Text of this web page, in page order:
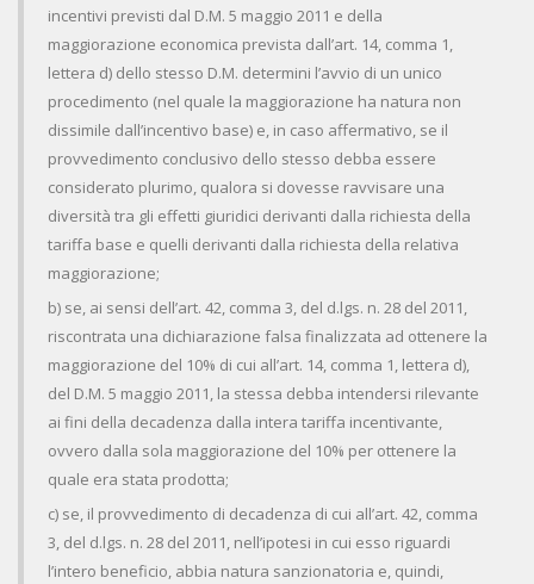
incentivi previsti dal D.M. 5 maggio 2011 e della
maggiorazione economica prevista dall’art. 14, comma 1,
lettera d) dello stesso D.M. determini l’avvio di un unico
procedimento (nel quale la maggiorazione ha natura non
dissimile dall’incentivo base) e, in caso affermativo, se il
provvedimento conclusivo dello stesso debba essere
considerato plurimo, qualora si dovesse ravvisare una
diversità tra gli effetti giuridici derivanti dalla richiesta della
tariffa base e quelli derivanti dalla richiesta della relativa
maggiorazione;
b) se, ai sensi dell’art. 42, comma 3, del d.lgs. n. 28 del 2011,
riscontrata una dichiarazione falsa finalizzata ad ottenere la
maggiorazione del 10% di cui all’art. 14, comma 1, lettera d),
del D.M. 5 maggio 2011, la stessa debba intendersi rilevante
ai fini della decadenza dalla intera tariffa incentivante,
ovvero dalla sola maggiorazione del 10% per ottenere la
quale era stata prodotta;
c) se, il provvedimento di decadenza di cui all’art. 42, comma
3, del d.lgs. n. 28 del 2011, nell’ipotesi in cui esso riguardi
l’intero beneficio, abbia natura sanzionatoria e, quindi,